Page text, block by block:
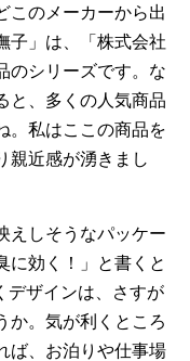
このメーカーから出
子」は、「株式会社
のシリーズです。な
と、多くの人気商品
。私はここの商品を
親近感が湧きまし
えしそうなパッケー
に効く！」と書くと
デザインは、さすが
か。気が利くところ
ば、お泊りや仕事場